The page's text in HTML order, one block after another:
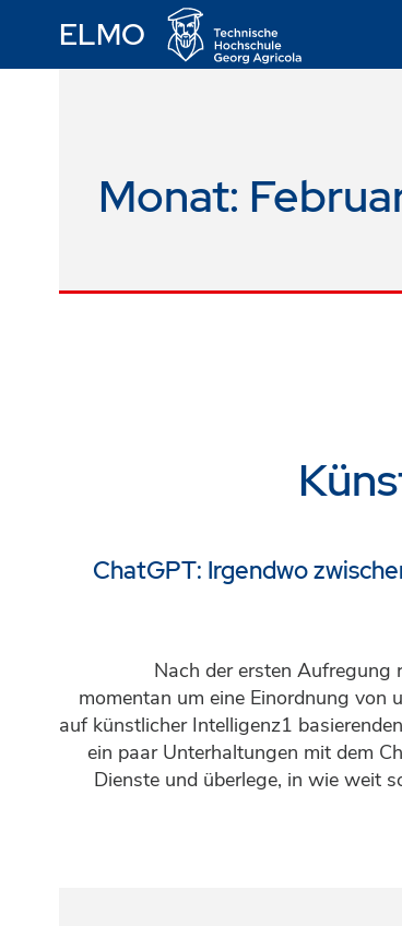
ELMO
Monat:
ChatGPT: Irgendwo
Nach der ersten Aufregung
momentan um eine Einordnung von
auf künstlicher Intelligenz1
ein paar Unterhaltungen mit dem
Dienste und überlege, in wie weit